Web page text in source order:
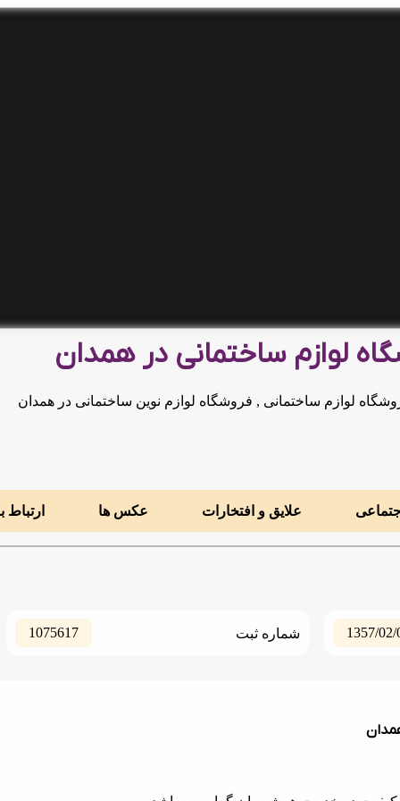
لوازم ساختمانی در همدان
لوازم ساختمانی , فروشگاه لوازم نوین ساختمانی در همدان
علایق و افتخارات عکس ها ارتباط
1357/02/ شماره ثبت 1075617